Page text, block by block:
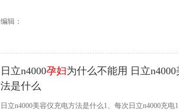
编辑：
日立n4000孕妇为什么不能用 日立
法是什么
日立n4000美容仪充电方法是什么1、每次日立n4000充电